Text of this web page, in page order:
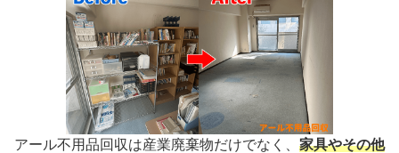
アール不用品回収は産業廃棄物だけでなく、 家具やその他